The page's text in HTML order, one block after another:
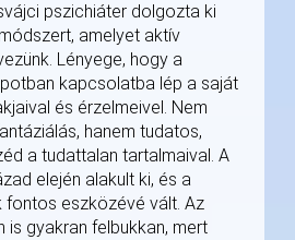
pszichiáter dolgozta ki
amelyet aktív
Lényege, hogy a
kapcsolatba lép a saját
és érzelmeivel. Nem
hanem tudatos,
a tudattalan tartalmaival. A
elején alakult ki, és a
fontos eszközévé vált. Az
is gyakran felbukkan, mert